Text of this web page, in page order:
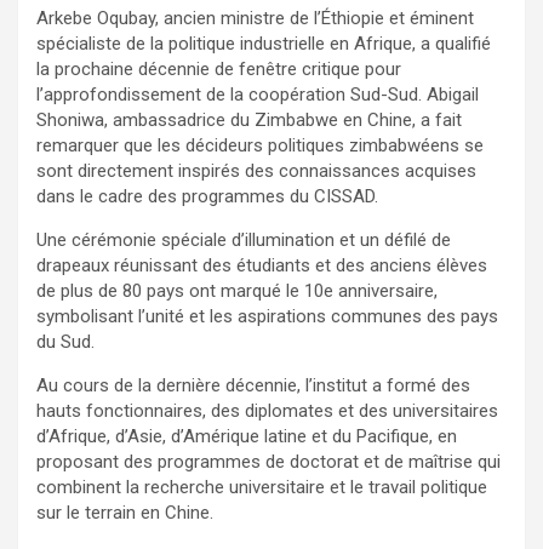
Arkebe Oqubay, ancien ministre de l’Éthiopie et éminent
spécialiste de la politique industrielle en Afrique, a qualifié
la prochaine décennie de fenêtre critique pour
l’approfondissement de la coopération Sud-Sud. Abigail
Shoniwa, ambassadrice du Zimbabwe en Chine, a fait
remarquer que les décideurs politiques zimbabwéens se
sont directement inspirés des connaissances acquises
dans le cadre des programmes du CISSAD.
Une cérémonie spéciale d’illumination et un défilé de
drapeaux réunissant des étudiants et des anciens élèves
de plus de 80 pays ont marqué le 10e anniversaire,
symbolisant l’unité et les aspirations communes des pays
du Sud.
Au cours de la dernière décennie, l’institut a formé des
hauts fonctionnaires, des diplomates et des universitaires
d’Afrique, d’Asie, d’Amérique latine et du Pacifique, en
proposant des programmes de doctorat et de maîtrise qui
combinent la recherche universitaire et le travail politique
sur le terrain en Chine.